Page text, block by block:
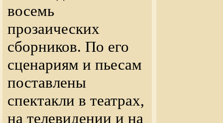
восемь
прозаических
сборников. По его
сценариям и пьесам
поставлены
спектакли в театрах,
на телевидении и на